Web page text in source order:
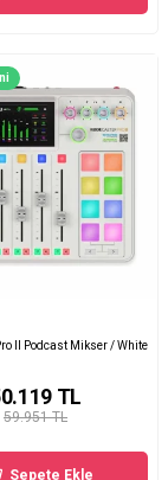
II Podcast Mikser / White
59.951 TL
TL
Sepete Ekle